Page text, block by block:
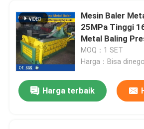
Mesin Baler
25MPa Tinggi
Metal Baling
MOQ：1 SET
Harga：Bisa
Harga terbaik